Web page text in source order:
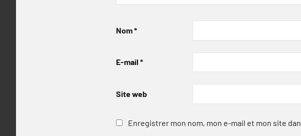
Nom*
E-mail *
Site web
Enregistrer mon nom, mon e-mail et mon site